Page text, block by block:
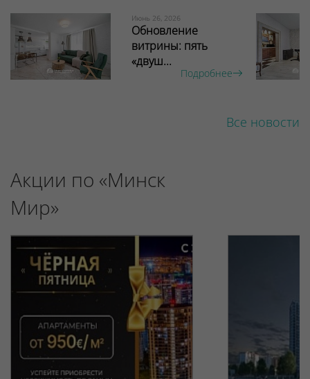
Июнь 26, 2026
Обновление
витрины: пять
«двуш...
Подробнее
Все новости
Акции по «Минск
Мир»